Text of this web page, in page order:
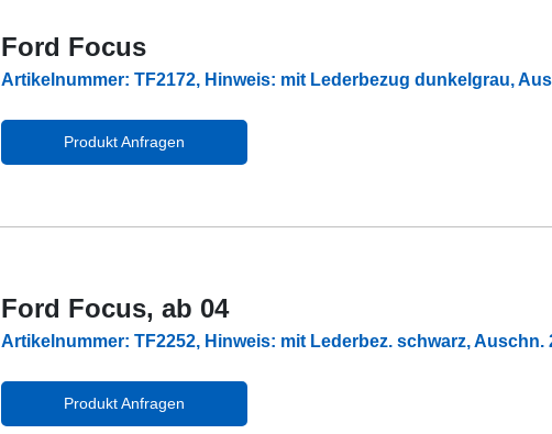
Ford Focus
Artikelnummer: TF2172, Hinweis: mit Lederbezug dunkelgrau,
Produkt Anfragen
Ford Focus, ab 04
Artikelnummer: TF2252, Hinweis: mit Lederbez. schwarz, Auschn.
Produkt Anfragen